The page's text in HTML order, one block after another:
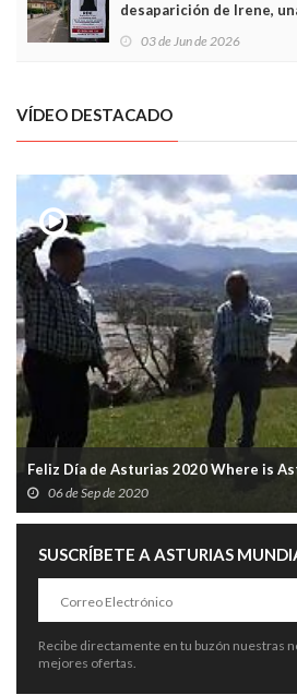
desaparición de Irene,
03 de Jun de 2026
VÍDEO DESTACADO
Feliz Día de Asturias 2020 Where is
06 de Sep de 2020
SUSCRÍBETE A ASTURIAS
Recibe directamente en tu buzón nuestras
mejores ofertas.